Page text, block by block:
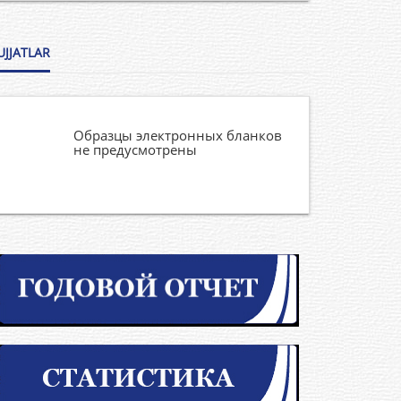
Образцы электронных бланков
не предусмотрены